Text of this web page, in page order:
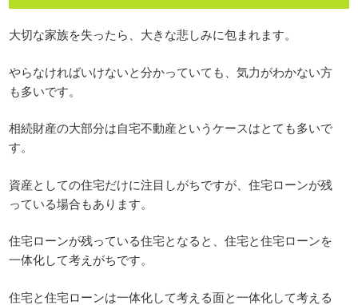
大切な家族を失ったら、大きな悲しみに包まれます。
やらなければいけないと分かっていても、気力がわかない方
も多いです。
相続財産の大部分は自宅不動産というケースはとても多いで
す。
資産としての住宅だけに注目しがちですが、住宅ローンが残
っている場合もあります。
住宅ローンが残っている住宅となると、住宅と住宅ローンを
一体化して考えがちです。
住宅と住宅ローンは一体化して考える面と一体化して考える